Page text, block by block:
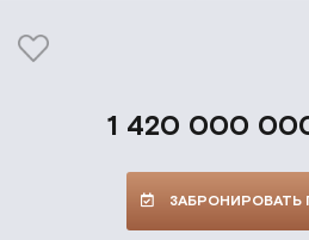
1 420 000